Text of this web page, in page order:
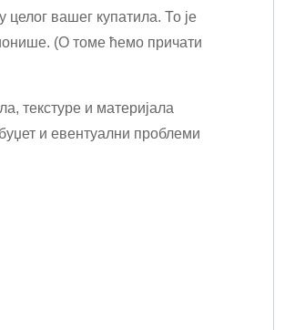
вашег купатила. То је
(О томе ћемо причати
текстуре и материјала
и евентуални проблеми